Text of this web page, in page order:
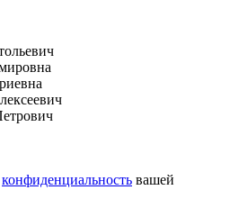
конфиденциальность вашей